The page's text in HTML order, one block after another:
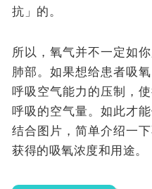
抗」的。
所以，氧气并不一定如
肺部。如果想给患者吸
呼吸空气能力的压制，
呼吸的空气量。如此才
结合图片，简单介绍一
获得的吸氧浓度和用途。